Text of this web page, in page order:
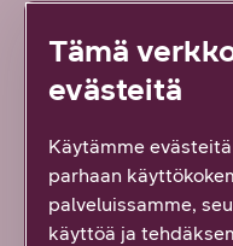
Windows 7 / Vista
Mac OSX
Apple iPad
Android Tablet
Tämä
evästeitä
Käytämme
parhaan
palveluissamme,
käyttöä ja